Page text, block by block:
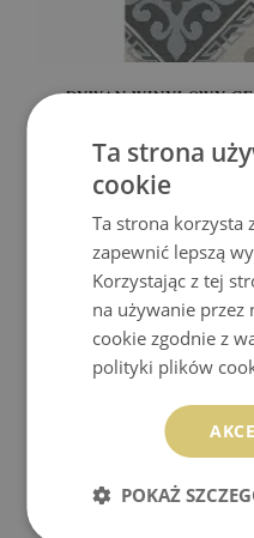
DYWAN WINYLOWY
Cena:
Ta strona
cookie
Ta strona korzysta
zapewnić lepszą
Korzystając z tej
na używanie przez
cookie zgodnie z
polityki plików
POKAŻ